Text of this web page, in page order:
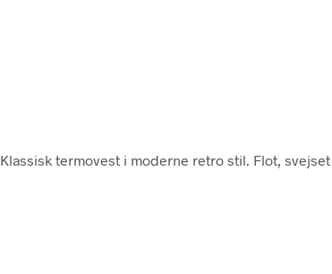
. Klassisk termovest i moderne retro stil. Flot,